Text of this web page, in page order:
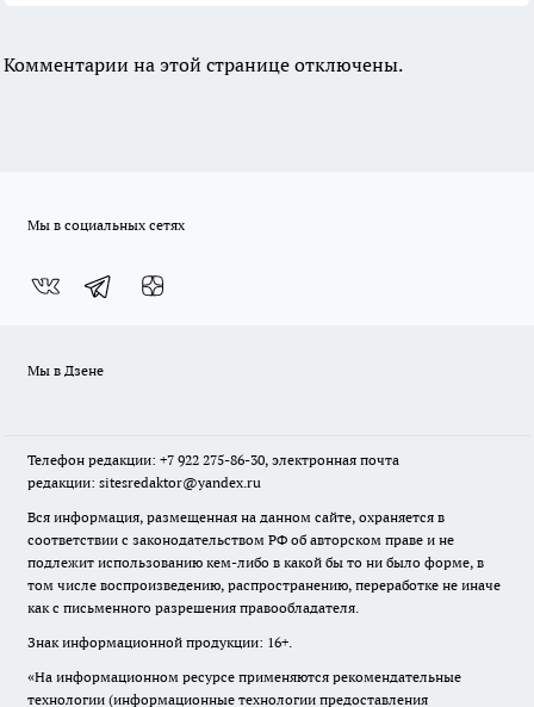
Комментарии на этой странице отключены.
Мы в социальных сетях
Мы в Дзене
Телефон редакции: +7 922 275-86-30, электронная почта
редакции: sitesredaktor@yandex.ru
Вся информация, размещенная на данном сайте, охраняется в
соответствии с законодательством РФ об авторском праве и не
подлежит использованию кем-либо в какой бы то ни было форме, в
том числе воспроизведению, распространению, переработке не иначе
как с письменного разрешения правообладателя.
Знак информационной продукции: 16+.
«На информационном ресурсе применяются рекомендательные
технологии (информационные технологии предоставления